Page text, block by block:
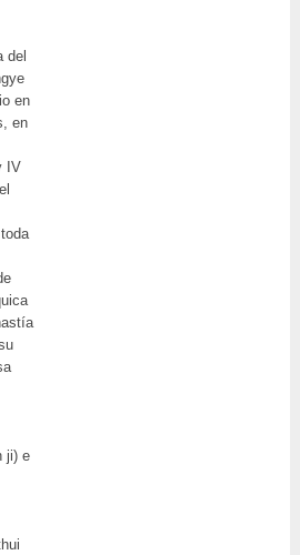
del
en
en
IV
ji) e